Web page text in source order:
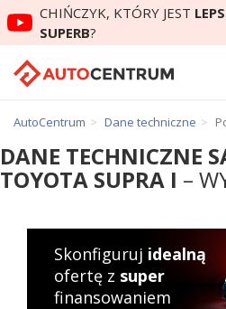
CHIŃCZYK, KTÓRY JEST
SUPERB?
AutoCentrum Dane techniczne
DANE TECHNICZNE
TOYOTA SUPRA I –
Skonfiguruj idealną
ofertę z super
finansowaniem